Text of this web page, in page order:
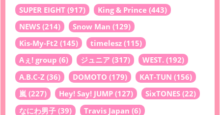
SUPER EIGHT (917) King & Prince (443)
NEWS (214) Snow Man (129)
Kis-My-Ft2 (145) timelesz (115)
Aぇ! group (6) ジュニア (317) WEST. (192)
A.B.C-Z (36) DOMOTO (179) KAT-TUN (156)
嵐 (227) Hey! Say! JUMP (127) SixTONES (22)
なにわ男子 (39) Travis Japan (6)